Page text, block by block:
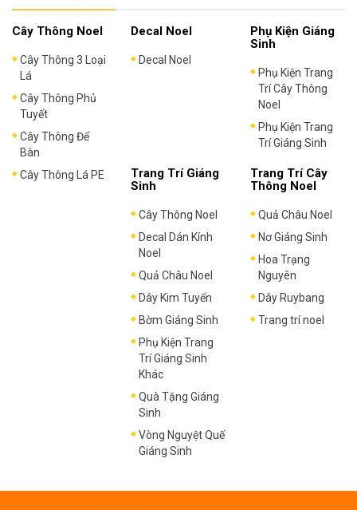
Cây Thông Noel
Cây Thông 3 Loại
Lá
Cây Thông Phủ
Tuyết
Cây Thông Để
Bàn
Cây Thông Lá PE
Decal Noel
Decal Noel
Phụ Kiện Giáng
Sinh
Phụ Kiện Trang
Trí Cây Thông
Noel
Phụ Kiện Trang
Trí Giáng Sinh
Trang Trí Giáng
Sinh
Cây Thông Noel
Decal Dán Kính
Noel
Quả Châu Noel
Dây Kim Tuyến
Bờm Giáng Sinh
Phụ Kiện Trang
Trí Giáng Sinh
Khác
Quà Tặng Giáng
Sinh
Vòng Nguyệt Quế
Giáng Sinh
Trang Trí Cây
Thông Noel
Quả Châu Noel
Nơ Giáng Sinh
Hoa Trạng
Nguyên
Dây Ruybang
Trang trí noel